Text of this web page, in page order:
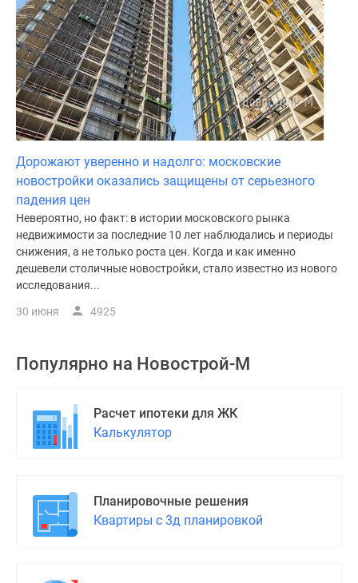
Дорожают уверенно и надолго: московские
новостройки оказались защищены от серьезного
падения цен
Невероятно, но факт: в истории московского рынка
недвижимости за последние 10 лет наблюдались и периоды
снижения, а не только роста цен. Когда и как именно
дешевели столичные новостройки, стало известно из нового
исследования...
30 июня 4925
Популярно на Новострой-М
Расчет ипотеки для ЖК
Калькулятор
Планировочные решения
Квартиры с 3д планировкой